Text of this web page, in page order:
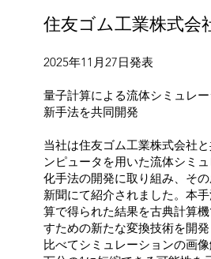
住友ゴム工業株式会
2025年11月27日発表
量子計算による流体シミュレ
新手法を共同開発
当社は住友ゴム工業株式会社
ンピュータを用いた流体シミ
化手法の開発に取り組み、そ
新聞にて紹介されました。本
算で得られた結果を古典計算
すための新たな変換技術を開
比べてシミュレーションの画